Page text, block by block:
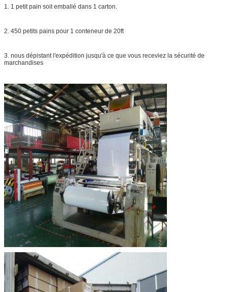
1. 1 petit pain soit emballé dans 1 carton.
2. 450 petits pains pour 1 conteneur de 20ft
3. nous dépistant l'expédition jusqu'à ce que vous receviez la sécurité de
marchandises